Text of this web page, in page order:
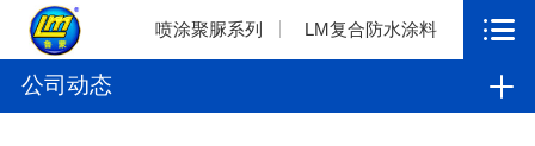
喷涂聚脲系列 LM复合防水涂料
公司动态